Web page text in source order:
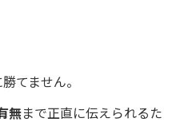
てません。
無まで正直に伝えられるた